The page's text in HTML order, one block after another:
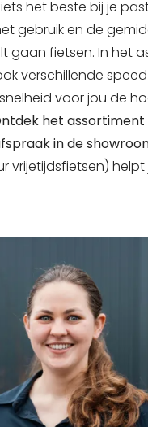
het beste bij je
gebruik en de
gaan fietsen. In het
verschillende
voor jou de
het assortiment
in de
vrijetijdsfietsen)